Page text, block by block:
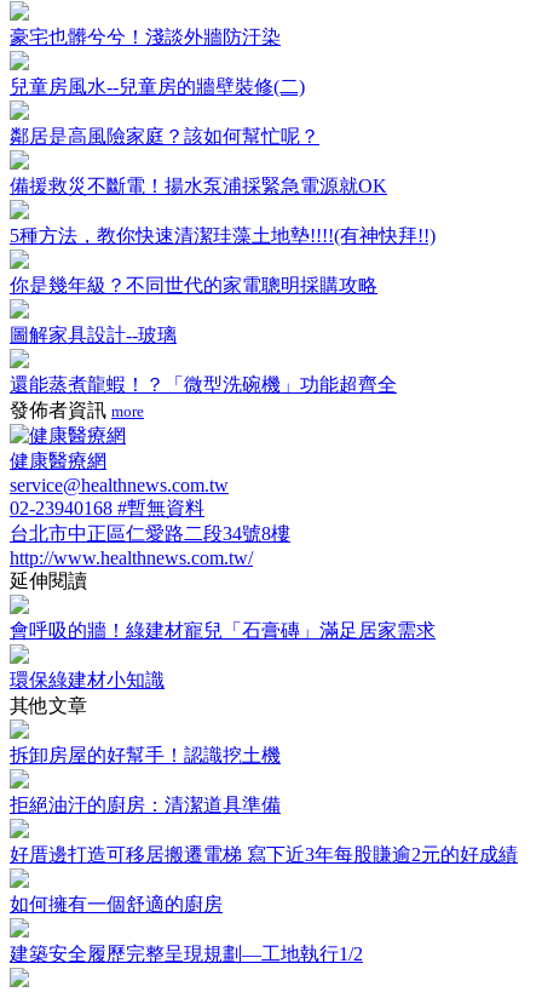
豪宅也髒兮兮！淺談外牆防汙染
兒童房風水--兒童房的牆壁裝修(二)
鄰居是高風險家庭？該如何幫忙呢？
備援救災不斷電！揚水泵浦採緊急電源就OK
5種方法，教你快速清潔珪藻土地墊!!!!(有神快拜!!)
你是幾年級？不同世代的家電聰明採購攻略
圖解家具設計--玻璃
還能蒸煮龍蝦！？「微型洗碗機」功能超齊全
發佈者資訊 more
健康醫療網
service@healthnews.com.tw
02-23940168 #暫無資料
台北市中正區仁愛路二段34號8樓
http://www.healthnews.com.tw/
延伸閱讀
會呼吸的牆！綠建材寵兒「石膏磚」滿足居家需求
環保綠建材小知識
其他文章
拆卸房屋的好幫手！認識挖土機
拒絕油汙的廚房：清潔道具準備
好厝邊打造可移居搬遷電梯 寫下近3年每股賺逾2元的好成績
如何擁有一個舒適的廚房
建築安全履歷完整呈現規劃—工地執行1/2